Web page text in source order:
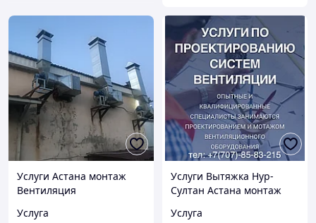
Услуги Астана монтаж
Вентиляция
Услуга
Услуги Вытяжка Нур-
Султан Астана монтаж
Услуга